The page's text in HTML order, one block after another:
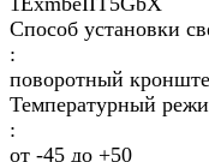
Способ установки
:
поворотный
Температурный
:
от -45 до +50